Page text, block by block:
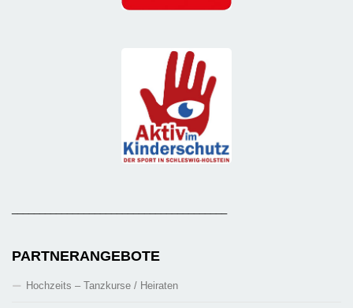
PARTNERANGEBOTE
Hochzeits – Tanzkurse / Heiraten